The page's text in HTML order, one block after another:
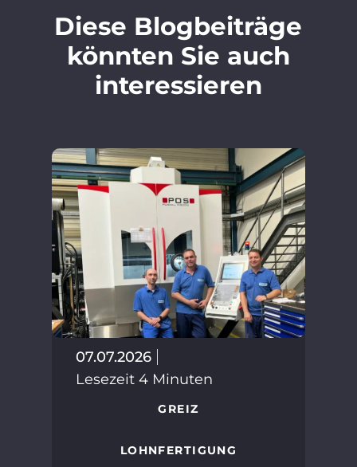
Diese Blogbeiträge
könnten Sie auch
interessieren
07.07.2026
Lesezeit 4 Minuten
GREIZ
LOHNFERTIGUNG